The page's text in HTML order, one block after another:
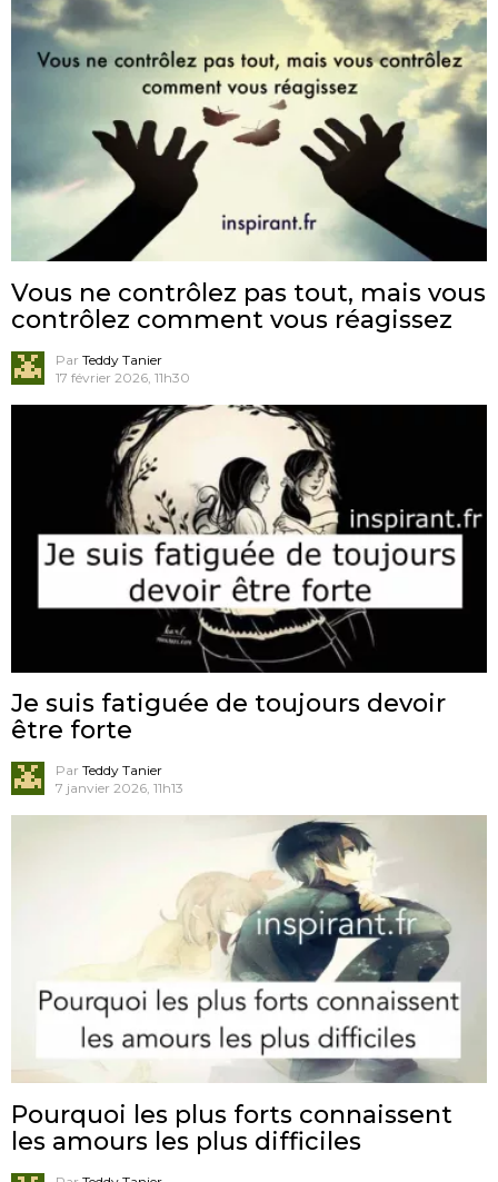
Vous ne contrôlez pas tout, mais vous
contrôlez comment vous réagissez
Par Teddy Tanier
17 février 2026, 11h30
Je suis fatiguée de toujours devoir
être forte
Par Teddy Tanier
7 janvier 2026, 11h13
Pourquoi les plus forts connaissent
les amours les plus difficiles